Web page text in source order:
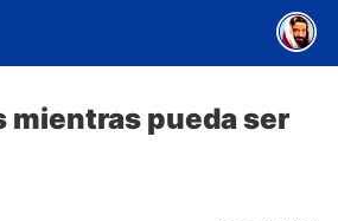
mientras pueda ser